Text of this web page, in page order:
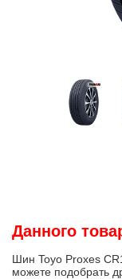
Данного
Шин Toyo Proxes
можете подобрать